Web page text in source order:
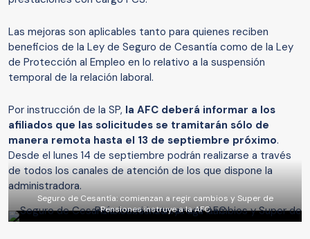
Las mejoras son aplicables tanto para quienes reciben
beneficios de la Ley de Seguro de Cesantía como de la Ley
de Protección al Empleo en lo relativo a la suspensión
temporal de la relación laboral.
Por instrucción de la SP, la AFC deberá informar a los
afiliados que las solicitudes se tramitarán sólo de
manera remota hasta el 13 de septiembre próximo.
Desde el lunes 14 de septiembre podrán realizarse a través
de todos los canales de atención de los que dispone la
administradora.
Seguro de Cesantía: comienzan a regir cambios y Super de
Pensiones instruye a la AFC